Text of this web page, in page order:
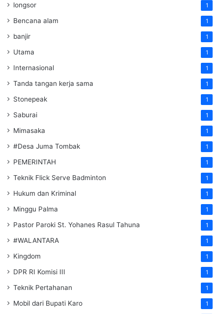
longsor 1
Bencana alam 1
banjir 1
Utama 1
Internasional 1
Tanda tangan kerja sama 1
Stonepeak 1
Saburai 1
Mimasaka 1
#Desa Juma Tombak 1
PEMERINTAH 1
Teknik Flick Serve Badminton 1
Hukum dan Kriminal 1
Minggu Palma 1
Pastor Paroki St. Yohanes Rasul Tahuna 1
#WALANTARA 1
Kingdom 1
DPR RI Komisi III 1
Teknik Pertahanan 1
Mobil dari Bupati Karo 1